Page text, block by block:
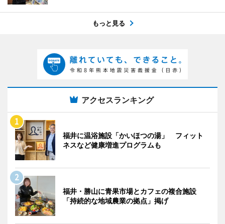
もっと見る
アクセスランキング
福井に温浴施設「かいほつの湯」 フィット
ネスなど健康増進プログラムも
福井・勝山に青果市場とカフェの複合施設
「持続的な地域農業の拠点」掲げ